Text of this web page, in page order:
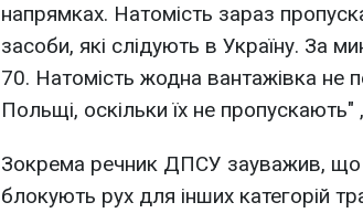
напрямках. Натомість зараз
засоби, які слідують в Україну. За
70. Натомість жодна вантажівка не
Польщі, оскільки їх не
Зокрема речник ДПСУ зауважив, що
блокують рух для інших категорій